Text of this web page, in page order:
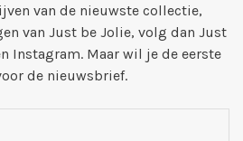
van de nieuwste collectie,
van Just be Jolie, volg dan Just
Instagram. Maar wil je de eerste
de nieuwsbrief.